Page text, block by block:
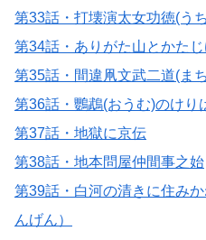
第33話・打壊演太女功徳(う
第34話・ありがた山とかた
第35話・間違凧文武二道(ま
第36話・鸚鵡(おうむ)のけり
第37話・地獄に京伝
第38話・地本問屋仲間事之始
第39話・白河の清きに住み
んげん）